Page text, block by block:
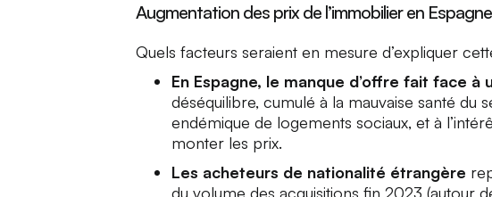
Augmentation des prix de l’immobilier en
Quels facteurs seraient en mesure d’expliquer
En Espagne, le manque d’offre fait face
déséquilibre, cumulé à la mauvaise santé du
endémique de logements sociaux, et à
monter les prix.
Les acheteurs de nationalité étrangère
du volume des acquisitions fin 2023 (autour